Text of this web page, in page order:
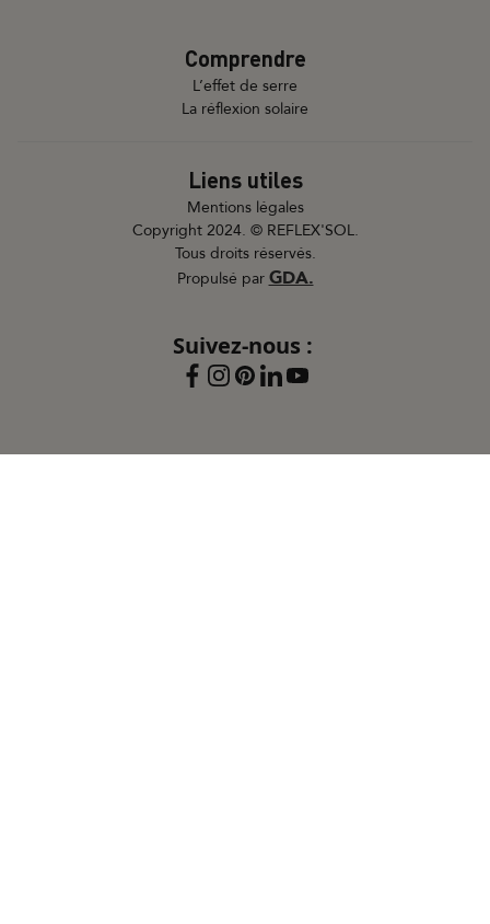
Comprendre
L’effet de serre
La réflexion solaire
Liens utiles
Mentions légales
Copyright 2024. © REFLEX'SOL.
Tous droits réservés.
Propulsé par GDA.
Suivez-nous :